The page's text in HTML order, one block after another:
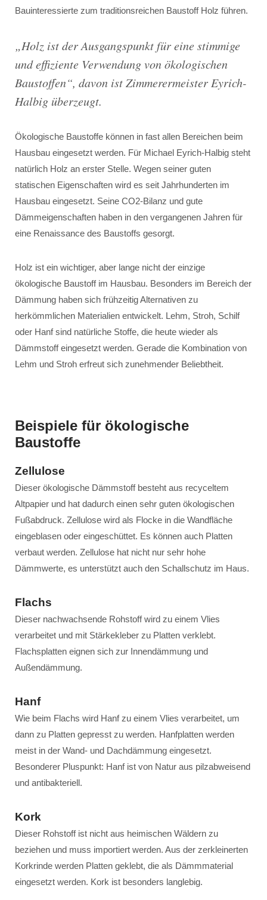
Bauinteressierte zum traditionsreichen Baustoff Holz führen.
„Holz ist der Ausgangspunkt für eine stimmige
und effiziente Verwendung von ökologischen
Baustoffen“, davon ist Zimmerermeister Eyrich-
Halbig überzeugt.
Ökologische Baustoffe können in fast allen Bereichen beim
Hausbau eingesetzt werden. Für Michael Eyrich-Halbig steht
natürlich Holz an erster Stelle. Wegen seiner guten
statischen Eigenschaften wird es seit Jahrhunderten im
Hausbau eingesetzt. Seine CO2-Bilanz und gute
Dämmeigenschaften haben in den vergangenen Jahren für
eine Renaissance des Baustoffs gesorgt.
Holz ist ein wichtiger, aber lange nicht der einzige
ökologische Baustoff im Hausbau. Besonders im Bereich der
Dämmung haben sich frühzeitig Alternativen zu
herkömmlichen Materialien entwickelt. Lehm, Stroh, Schilf
oder Hanf sind natürliche Stoffe, die heute wieder als
Dämmstoff eingesetzt werden. Gerade die Kombination von
Lehm und Stroh erfreut sich zunehmender Beliebtheit.
Beispiele für ökologische
Baustoffe
Zellulose
Dieser ökologische Dämmstoff besteht aus recyceltem
Altpapier und hat dadurch einen sehr guten ökologischen
Fußabdruck. Zellulose wird als Flocke in die Wandfläche
eingeblasen oder eingeschüttet. Es können auch Platten
verbaut werden. Zellulose hat nicht nur sehr hohe
Dämmwerte, es unterstützt auch den Schallschutz im Haus.
Flachs
Dieser nachwachsende Rohstoff wird zu einem Vlies
verarbeitet und mit Stärkekleber zu Platten verklebt.
Flachsplatten eignen sich zur Innendämmung und
Außendämmung.
Hanf
Wie beim Flachs wird Hanf zu einem Vlies verarbeitet, um
dann zu Platten gepresst zu werden. Hanfplatten werden
meist in der Wand- und Dachdämmung eingesetzt.
Besonderer Pluspunkt: Hanf ist von Natur aus pilzabweisend
und antibakteriell.
Kork
Dieser Rohstoff ist nicht aus heimischen Wäldern zu
beziehen und muss importiert werden. Aus der zerkleinerten
Korkrinde werden Platten geklebt, die als Dämmmaterial
eingesetzt werden. Kork ist besonders langlebig.